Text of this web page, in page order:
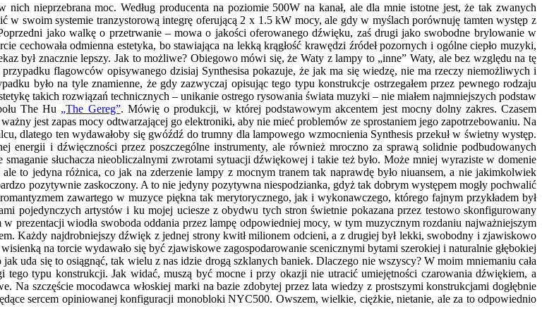
nieprzebrana moc. Według producenta na poziomie 500W na kanał, ale dla mnie istotne jest, że tak zwanych
w swoim systemie tranzystorową integrę oferującą 2 x 1.5 kW mocy, ale gdy w myślach porównuję tamten występ z
jako walkę o przetrwanie – mowa o jakości oferowanego dźwięku, zaś drugi jako swobodne brylowanie w
cechowała odmienna estetyka, bo stawiająca na lekką krągłość krawędzi źródeł pozornych i ogólne ciepło muzyki,
był znacznie lepszy. Jak to możliwe? Obiegowo mówi się, że Waty z lampy to „inne” Waty, ale bez względu na tę
flagowców opisywanego dzisiaj Synthesisa pokazuje, że jak ma się wiedzę, nie ma rzeczy niemożliwych i
było na tyle znamienne, że gdy zazwyczaj opisując tego typu konstrukcje ostrzegałem przez pewnego rodzaju
takich rozwiązań technicznych – unikanie ostrego rysowania świata muzyki – nie miałem najmniejszych podstaw
The Hu „The Gereg”. Mówię o produkcji, w której podstawowym akcentem jest mocny dolny zakres. Czasem
jest zapas mocy odtwarzającej go elektroniki, aby nie mieć problemów ze sprostaniem jego zapotrzebowaniu. Na
dlatego ten wydawałoby się gwóźdź do trumny dla lampowego wzmocnienia Synthesis przekuł w świetny występ.
energii i dźwięczności przez poszczególne instrumenty, ale również mroczno za sprawą solidnie podbudowanych
słuchacza nieobliczalnymi zwrotami sytuacji dźwiękowej i takie też było. Może mniej wyraziste w domenie
ale to jedyna różnica, co jak na zderzenie lampy z mocnym tranem tak naprawdę było niuansem, a nie jakimkolwiek
pozytywnie zaskoczony. A to nie jedyny pozytywna niespodzianka, gdyż tak dobrym występem mogły pochwalić
zawartego w muzyce piękna tak merytorycznego, jak i wykonawczego, którego fajnym przykładem był
pojedynczych artystów i ku mojej uciesze z obydwu tych stron świetnie pokazana przez testowo skonfigurowany
prezentacji wiodła swoboda oddania przez lampę odpowiedniej mocy, w tym muzycznym rozdaniu najważniejszym
Każdy najdrobniejszy dźwięk z jednej strony kwitł milionem odcieni, a z drugiej był lekki, swobodny i zjawiskowo
na torcie wydawało się być zjawiskowe zagospodarowanie scenicznymi bytami szerokiej i naturalnie głębokiej
uda się to osiągnąć, tak wielu z nas idzie drogą szklanych baniek. Dlaczego nie wszyscy? W moim mniemaniu cała
tego typu konstrukcji. Jak widać, muszą być mocne i przy okazji nie utracić umiejętności czarowania dźwiękiem, a
Na szczęście mocodawca włoskiej marki na bazie zdobytej przez lata wiedzy z prostszymi konstrukcjami dogłębnie
sercem opiniowanej konfiguracji monobloki NYC500. Owszem, wielkie, ciężkie, nietanie, ale za to odpowiednio